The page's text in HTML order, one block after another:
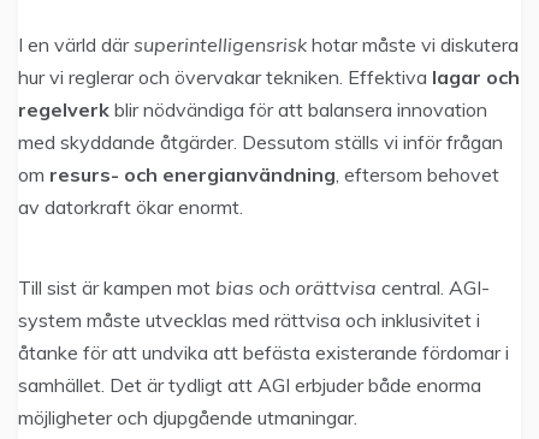
I en värld därsuperintelligensrisk hotar måste vi diskutera
hur vi reglerar och övervakar tekniken. Effektiva lagar och
regelverk blir nödvändiga för att balansera innovation
med skyddande åtgärder. Dessutom ställs vi inför frågan
om resurs- och energianvändning , eftersom behovet
av datorkraft ökar enormt.
Till sist är kampen mot bias och orättvisa central. AGI-
system måste utvecklas med rättvisa och inklusivitet i
åtanke för att undvika att befästa existerande fördomar i
samhället. Det är tydligt att AGI erbjuder både enorma
möjligheter och djupgående utmaningar.